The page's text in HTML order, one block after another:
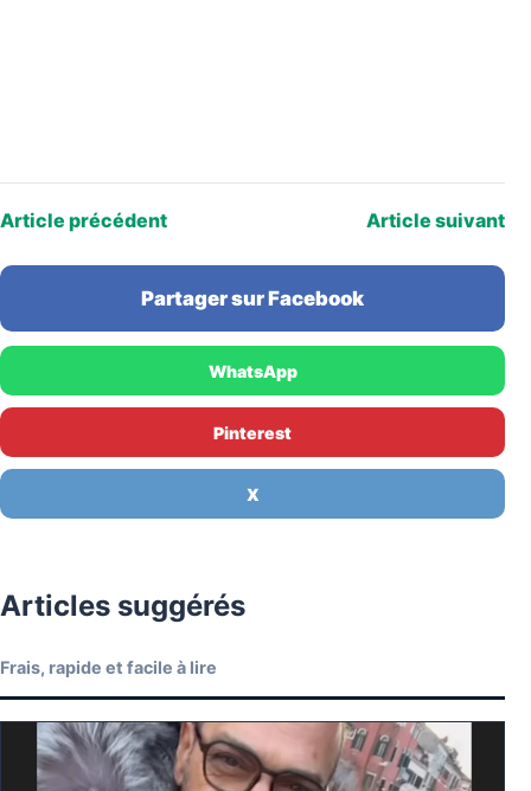
Article précédent Article suivant
Partager sur Facebook
WhatsApp
Pinterest
X
Articles suggérés
Frais, rapide et facile à lire